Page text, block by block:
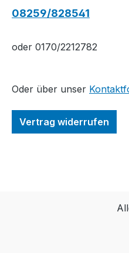
08259/828541
oder 0170/2212782
Oder über unser
Vertrag widerrufen